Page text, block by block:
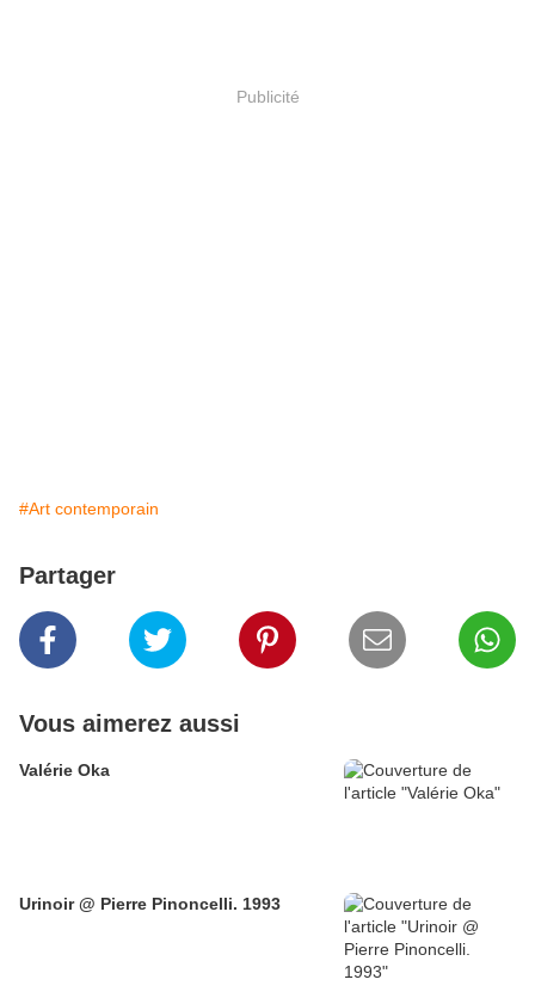
Publicité
#Art contemporain
Partager
Vous aimerez aussi
Valérie Oka
Urinoir @ Pierre Pinoncelli. 1993